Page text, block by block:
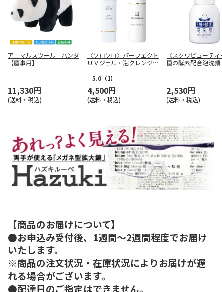
アニマルスツール パンダ
【慶事用】
11,330円
(送料・税込)
〈ソロソロ〉パーフェクト
ＵＶジェル・泡クレンジン
5.0 （1）
4,500円
(送料・税込)
〈スクワビューテ
種の酵素配合泡洗
2,530円
(送料・税込)
【商品のお届けについて】
●お申込み受付後、1週間～2週間程度でお届け
いたします。
※商品の注文状況・在庫状況によりお届けが遅
れる場合がございます。
●配達日のご指定はできません。